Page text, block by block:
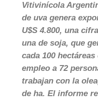
Vitivinícola
de uva genera
U$S 4.800, una
una de soja, que
cada 100
empleo a 72
trabajan con la
de ha. El informe